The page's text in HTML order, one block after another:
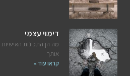
דימוי עצמי
מה הן התכונות
אותך
קראו עוד »